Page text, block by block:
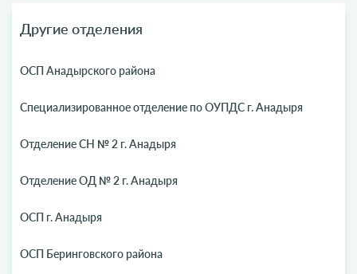
Другие отделения
ОСП Анадырского района
Специализированное отделение по ОУПДС г. Анадыря
Отделение СН № 2 г. Анадыря
Отделение ОД № 2 г. Анадыря
ОСП г. Анадыря
ОСП Беринговского района